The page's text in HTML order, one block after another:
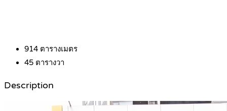
914 ตารางเมตร
45 ตารางวา
Description